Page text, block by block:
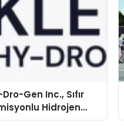
Gen Inc., Sıfır
Hidrojen
ISO ve